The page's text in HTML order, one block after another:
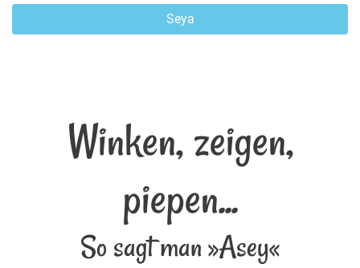
Seya
Winken, zeigen,
piepen...
So sagt man »Asey«